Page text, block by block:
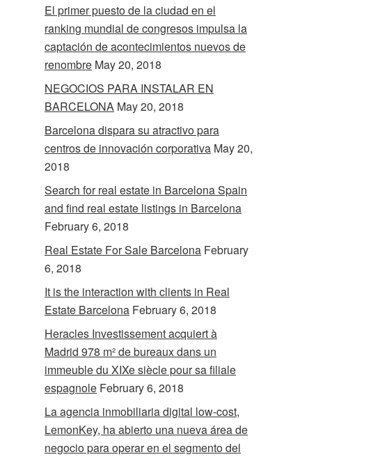
El primer puesto de la ciudad en el
ranking mundial de congresos impulsa la
captación de acontecimientos nuevos de
renombre May 20, 2018
NEGOCIOS PARA INSTALAR EN
BARCELONA May 20, 2018
Barcelona dispara su atractivo para
centros de innovación corporativa May 20,
2018
Search for real estate in Barcelona Spain
and find real estate listings in Barcelona
February 6, 2018
Real Estate For Sale Barcelona February
6, 2018
It is the interaction with clients in Real
Estate Barcelona February 6, 2018
Heracles Investissement acquiert à
Madrid 978 m² de bureaux dans un
immeuble du XIXe siècle pour sa filiale
espagnole February 6, 2018
La agencia inmobiliaria digital low-cost,
LemonKey, ha abierto una nueva área de
negocio para operar en el segmento del